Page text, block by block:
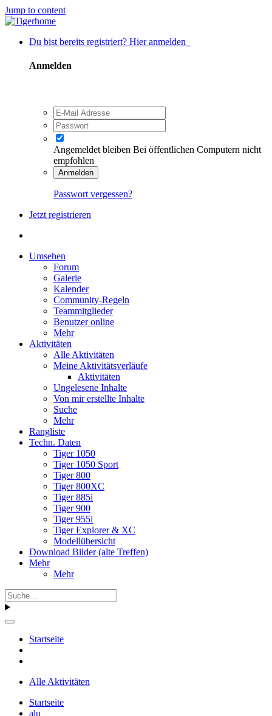
Jump to content
Du bist bereits registriert? Hier anmelden
Anmelden
Angemeldet bleiben Bei öffentlichen Computern nicht
empfohlen
Anmelden
Passwort vergessen?
Jetzt registrieren
Umsehen
Forum
Galerie
Kalender
Community-Regeln
Teammitglieder
Benutzer online
Mehr
Aktivitäten
Alle Aktivitäten
Meine Aktivitätsverläufe
Aktivitäten
Ungelesene Inhalte
Von mir erstellte Inhalte
Suche
Mehr
Rangliste
Techn. Daten
Tiger 1050
Tiger 1050 Sport
Tiger 800
Tiger 800XC
Tiger 885i
Tiger 900
Tiger 955i
Tiger Explorer & XC
Modellübersicht
Download Bilder (alte Treffen)
Mehr
Mehr
Startseite
Alle Aktivitäten
Startseite
alu